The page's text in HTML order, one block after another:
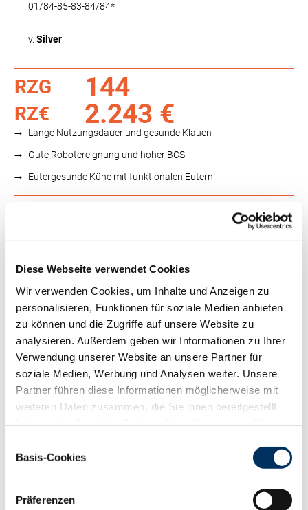
Diese Webseite verwendet Cookies
Wir verwenden Cookies, um Inhalte und Anzeigen zu
personalisieren, Funktionen für soziale Medien anbieten
zu können und die Zugriffe auf unsere Website zu
analysieren. Außerdem geben wir Informationen zu Ihrer
Verwendung unserer Website an unsere Partner für
soziale Medien, Werbung und Analysen weiter. Unsere
Partner führen diese Informationen möglicherweise mit
weiteren Daten zusammen, die Sie ihnen bereitgestellt
Cookies, wenn Sie unsere Webseite weiterhin nutzen.
Basis-Cookies
Präferenzen
01/84-85-83-84/84*
v. Silver
RZG 144
RZ€ 2.243 €
Lange Nutzungsdauer und gesunde Klauen
Gute Robotereignung und hoher BCS
Eutergesunde Kühe mit funktionalen Eutern
RZS
RZR
RZKd
107
RZKm
RZÖko
147
Gesundheit
RZGesund
132
RZEuterfit
RZKlaue
126
112
RZRepro
111
RZKälberfit 104